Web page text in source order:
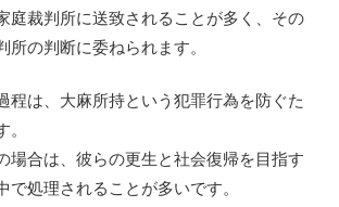
庭裁判所に送致されることが多く、その
の判断に委ねられます。
程は、大麻所持という犯罪行為を防ぐた
場合は、彼らの更生と社会復帰を目指す
で処理されることが多いです。